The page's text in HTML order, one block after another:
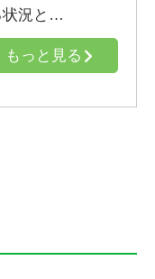
状況と…
もっと見る